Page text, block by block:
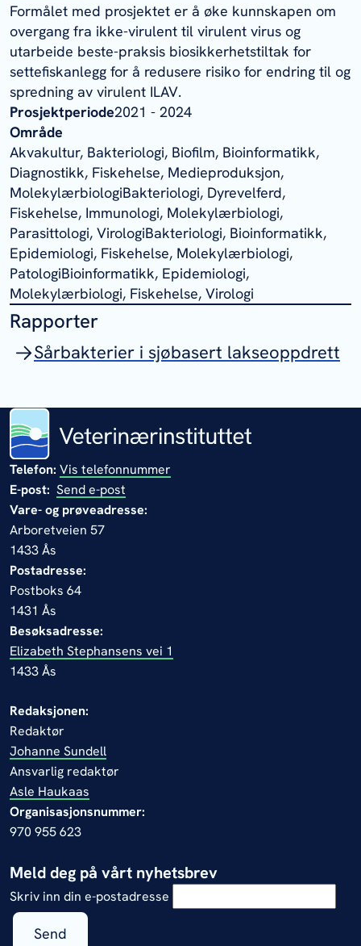
Formålet med prosjektet er å øke kunnskapen om
overgang fra ikke-virulent til virulent virus og
utarbeide beste-praksis biosikkerhetstiltak for
settefiskanlegg for å redusere risiko for endring til og
spredning av virulent ILAV.
Prosjektperiode2021 - 2024
Område
Akvakultur, Bakteriologi, Biofilm, Bioinformatikk,
Diagnostikk, Fiskehelse, Medieproduksjon,
MolekylærbiologiBakteriologi, Dyrevelferd,
Fiskehelse, Immunologi, Molekylærbiologi,
Parasittologi, VirologiBakteriologi, Bioinformatikk,
Epidemiologi, Fiskehelse, Molekylærbiologi,
PatologiBioinformatikk, Epidemiologi,
Molekylærbiologi, Fiskehelse, Virologi
Rapporter
Sårbakterier i sjøbasert lakseoppdrett
Telefon: Vis telefonnummer
E-post: Send e-post
Vare- og prøveadresse:
Arboretveien 57
1433 Ås
Postadresse:
Postboks 64
1431 Ås
Besøksadresse:
Elizabeth Stephansens vei 1
1433 Ås
Redaksjonen:
Redaktør
Johanne Sundell
Ansvarlig redaktør
Asle Haukaas
Organisasjonsnummer:
970 955 623
Meld deg på vårt nyhetsbrev
Skriv inn din e-postadresse
Send